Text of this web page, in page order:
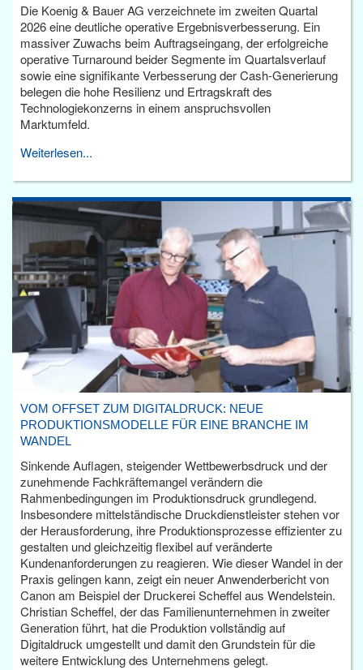
Die Koenig & Bauer AG verzeichnete im zweiten Quartal
2026 eine deutliche operative Ergebnisverbesserung. Ein
massiver Zuwachs beim Auftragseingang, der erfolgreiche
operative Turnaround beider Segmente im Quartalsverlauf
sowie eine signifikante Verbesserung der Cash-Generierung
belegen die hohe Resilienz und Ertragskraft des
Technologiekonzerns in einem anspruchsvollen
Marktumfeld.
Weiterlesen...
VOM OFFSET ZUM DIGITALDRUCK: NEUE
PRODUKTIONSMODELLE FÜR EINE BRANCHE IM
WANDEL
Sinkende Auflagen, steigender Wettbewerbsdruck und der
zunehmende Fachkräftemangel verändern die
Rahmenbedingungen im Produktionsdruck grundlegend.
Insbesondere mittelständische Druckdienstleister stehen vor
der Herausforderung, ihre Produktionsprozesse effizienter zu
gestalten und gleichzeitig flexibel auf veränderte
Kundenanforderungen zu reagieren. Wie dieser Wandel in der
Praxis gelingen kann, zeigt ein neuer Anwenderbericht von
Canon am Beispiel der Druckerei Scheffel aus Wendelstein.
Christian Scheffel, der das Familienunternehmen in zweiter
Generation führt, hat die Produktion vollständig auf
Digitaldruck umgestellt und damit den Grundstein für die
weitere Entwicklung des Unternehmens gelegt.